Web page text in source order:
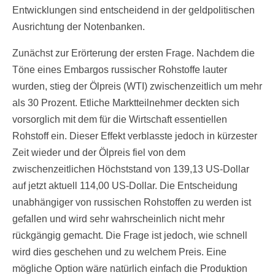
Entwicklungen sind entscheidend in der geldpolitischen
Ausrichtung der Notenbanken.
Zunächst zur Erörterung der ersten Frage. Nachdem die
Töne eines Embargos russischer Rohstoffe lauter
wurden, stieg der Ölpreis (WTI) zwischenzeitlich um mehr
als 30 Prozent. Etliche Marktteilnehmer deckten sich
vorsorglich mit dem für die Wirtschaft essentiellen
Rohstoff ein. Dieser Effekt verblasste jedoch in kürzester
Zeit wieder und der Ölpreis fiel von dem
zwischenzeitlichen Höchststand von 139,13 US-Dollar
auf jetzt aktuell 114,00 US-Dollar. Die Entscheidung
unabhängiger von russischen Rohstoffen zu werden ist
gefallen und wird sehr wahrscheinlich nicht mehr
rückgängig gemacht. Die Frage ist jedoch, wie schnell
wird dies geschehen und zu welchem Preis. Eine
mögliche Option wäre natürlich einfach die Produktion